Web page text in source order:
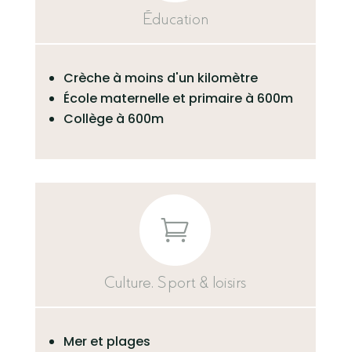
Éducation
Crèche à moins d'un kilomètre
École maternelle et primaire à 600m
Collège à 600m

Culture, Sport & loisirs
Mer et plages